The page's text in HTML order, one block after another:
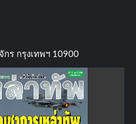
ร​ กรุงเทพฯ 10900